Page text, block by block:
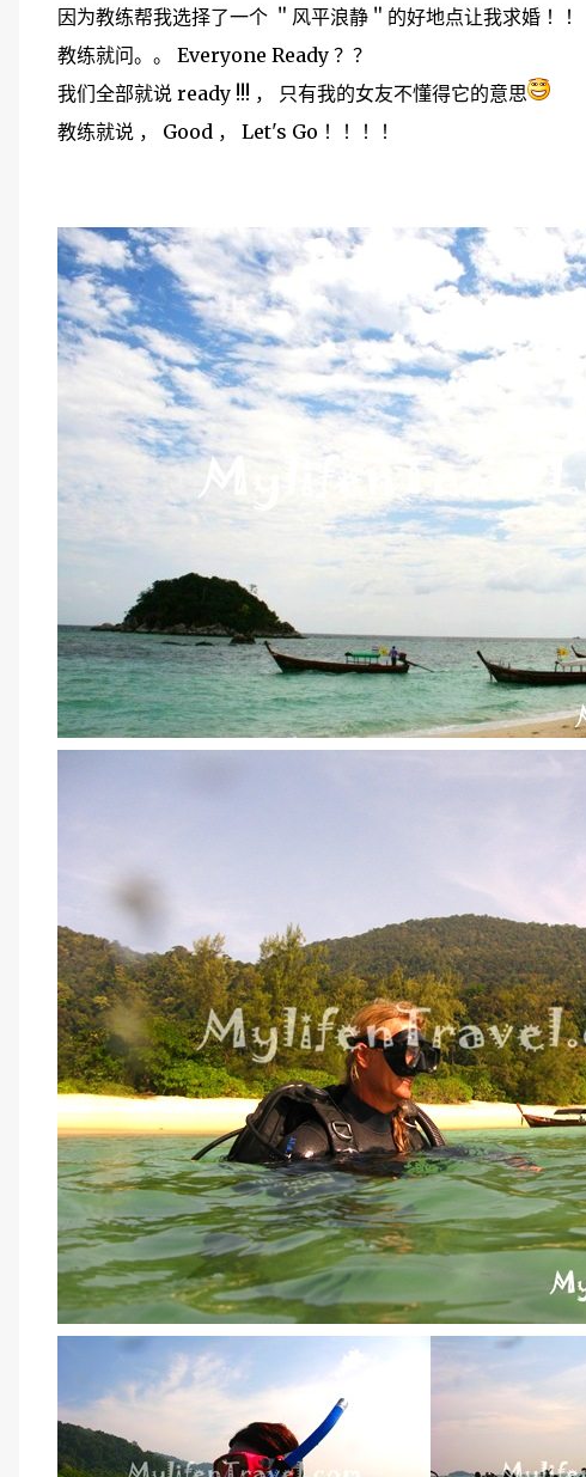
因为教练帮我选择了一个 ＂风平浪静＂的好地点让我求婚 ！！
教练就问。。 Everyone Ready ？？
我们全部就说 ready !!! ， 只有我的女友不懂得它的意思
教练就说 ， Good ， Let's Go ！！！！